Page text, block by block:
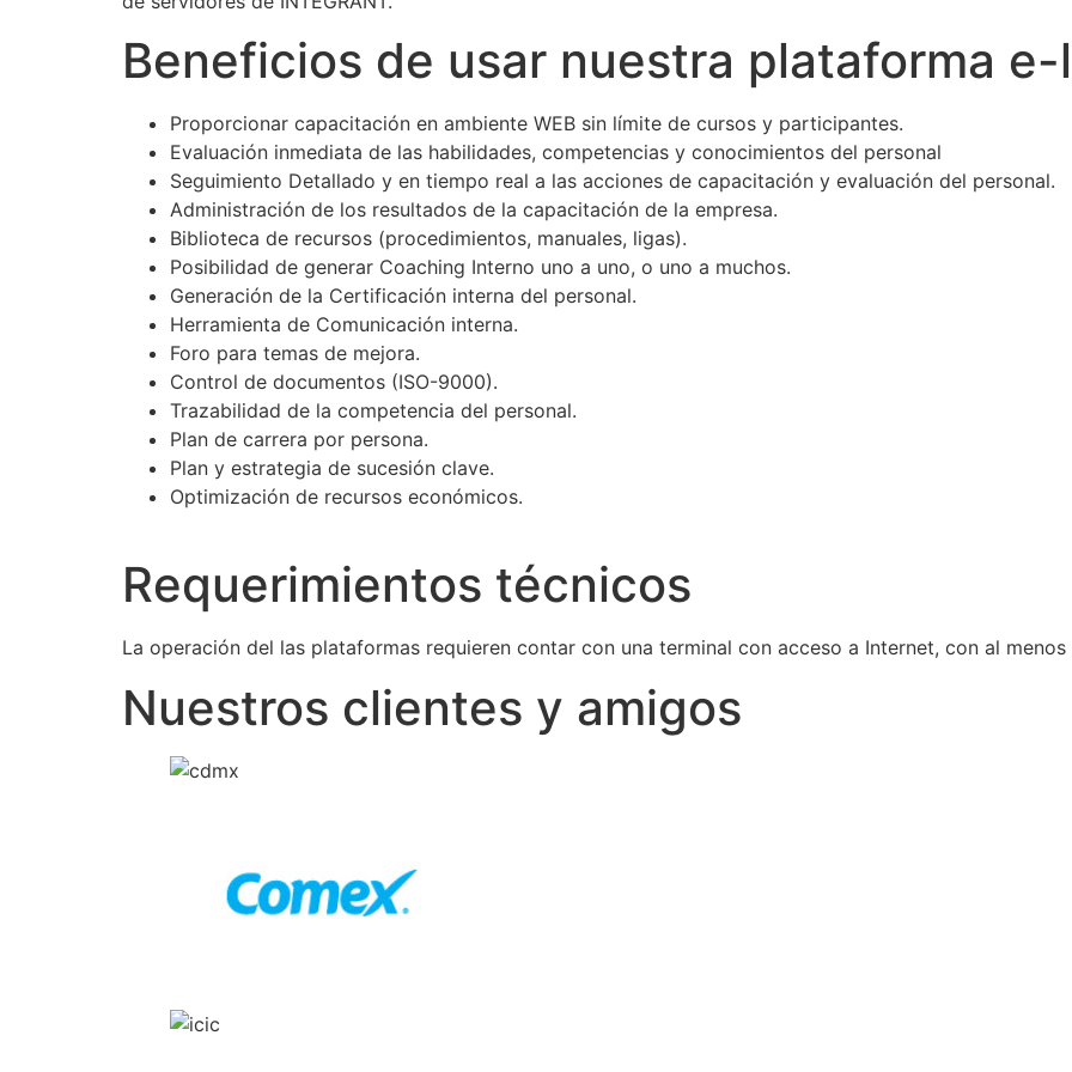
Beneficios de usar nuestra plataforma
Proporcionar capacitación en ambiente WEB sin límite de cursos y participantes.
Evaluación inmediata de las habilidades, competencias y conocimientos del personal
Seguimiento Detallado y en tiempo real a las acciones de capacitación y evaluación del personal.
Administración de los resultados de la capacitación de la empresa.
Biblioteca de recursos (procedimientos, manuales, ligas).
Posibilidad de generar Coaching Interno uno a uno, o uno a muchos.
Generación de la Certificación interna del personal.
Herramienta de Comunicación interna.
Foro para temas de mejora.
Control de documentos (ISO-9000).
Trazabilidad de la competencia del personal.
Plan de carrera por persona.
Plan y estrategia de sucesión clave.
Optimización de recursos económicos.
Requerimientos técnicos
La operación del las plataformas requieren contar con una terminal con acceso a Internet, con al
Nuestros clientes y amigos